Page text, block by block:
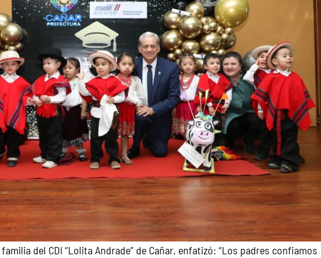
del CDI “Lolita Andrade” de Cañar, enfatizó: “Los padres confiamos